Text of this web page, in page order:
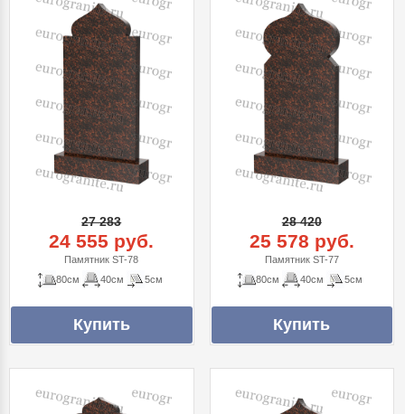
27 283
24 555 руб.
Памятник ST-78
80см
40см 5см
28 420
25 578 руб.
Памятник ST-77
80см
40см 5см